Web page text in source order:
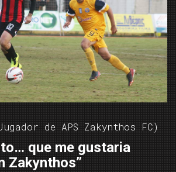
de APS Zakynthos FC)
que me gustaria
Zakynthos”